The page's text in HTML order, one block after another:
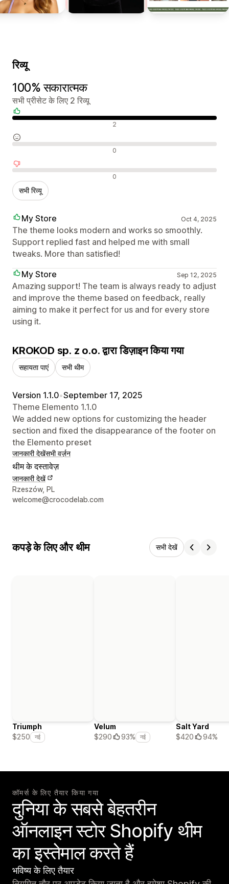
रिव्यू
100% सकारात्मक
सभी प्रीसेट के लिए 2 रिव्यू
2
0
0
सभी रिव्यू
My Store Oct 4, 2025
The theme looks modern and works so smoothly.
Support replied fast and helped me with small
tweaks. More than satisfied!
My Store
Sep 12, 2025
Amazing support! The team is always ready to adjust
and improve the theme based on feedback, really
aiming to make it perfect for us and for every store
using it.
KROKOD sp. z o.o. द्वारा डिज़ाइन किया गया
सहायता पाएं सभी थीम
Version 1.1.0•September 17, 2025
Theme Elemento 1.1.0
We added new options for customizing the header
section and fixed the disappearance of the footer on
the Elemento preset
जानकारी देखेंसभी वर्ज़न
थीम के दस्तावेज़
जानकारी देखें
डिज़ाइनर के संपर्क की जानकारी
Rzeszów, PL
welcome@crocodelab.com
कपड़े के लिए और थीम सभी देखें
Triumph
$250
नई
Velum
$290
93% नई
Salt Yard
$420
94%
कॉमर्स के लिए तैयार किया गया
दुनिया के सबसे बेहतरीन
ऑनलाइन स्टोर Shopify थीम
का इस्तेमाल करते हैं
भविष्य के लिए तैयार